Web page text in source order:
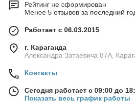
Рейтинг не сформирован
Менее 5 отзывов за последний
Работает с 06.03.2015
г. Караганда
Александра Затаевича 87А,
Контакты
Сегодня работает с 09:00 до
Показать весь график работы